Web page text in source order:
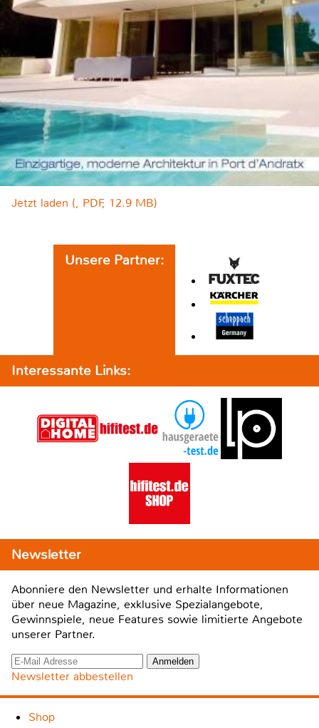
Jetzt laden (, PDF, 12.9 MB)
Unsere Partner:
Interessante Links:
Newsletter
Abonniere den Newsletter und erhalte Informationen
über neue Magazine, exklusive Spezialangebote,
Gewinnspiele, neue Features sowie limitierte Angebote
unserer Partner.
Newsletter abbestellen
Shop